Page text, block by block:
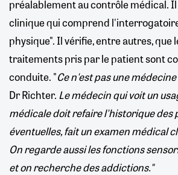
préalablement au contrôle médical.
clinique qui comprend
physique". Il vérifie, entre autres, que
traitements pris par le patient sont
conduite. "Ce n'est pas une
Dr Richter. Le médecin qui voit un
médicale doit refaire l'historique des
éventuelles, fait un examen médical
On regarde aussi les fonctions
et on recherche des addictions."